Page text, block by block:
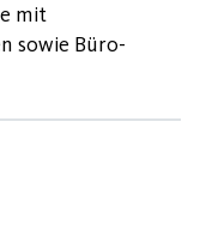
mit
sowie Büro-